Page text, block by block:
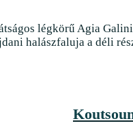
légkörű Agia
halászfaluja a déli